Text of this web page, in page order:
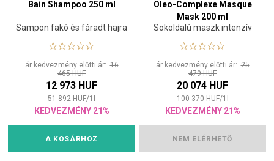
Bain Shampoo 250 ml
Sampon fakó és fáradt hajra
ár kedvezmény előtti ár:16
465 HUF
12 973 HUF
51 892 HUF/1
KEDVEZMÉNY 21%
A KOSÁRHOZ
Oleo-Complexe Masque
Mask 200 ml
Sokoldalú maszk intenzív
regenerálásra és hajfényre
ár kedvezmény előtti ár:25
479 HUF
20 074 HUF
100 370 HUF/1
KEDVEZMÉNY 21%
NEM ELÉRHETŐ